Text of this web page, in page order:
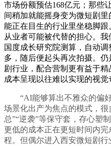
市场份额预估168亿元；那些
间稍加就能摇身变为微短剧里
能正在目生的行业里坐稳脚跟
从业者可能被代替的担心。
国度成长研究院测算，自动
多，随后便起头再次拍摄。
剧行业，配合营制更有益于
成本呈现以往难以实现的视觉
“AI能够算出不雅众的偏好
场景化出产为焦点的模式，
总”“逆袭”等保守套，存心塑
更低的成本正在更短时间内
程。但偶尔进入西安微短剧